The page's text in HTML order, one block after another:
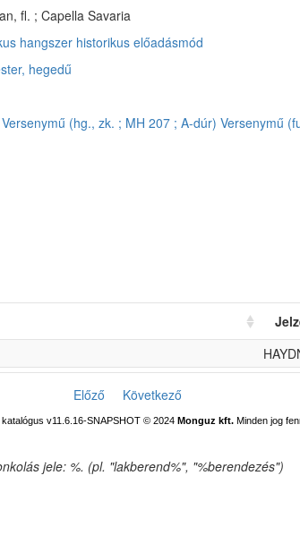
fl. ; Capella Savaria
hangszer historikus előadásmód
hegedű
Versenymű (hg., zk. ; MH 207 ; A-dúr) Versenymű
Előző Következő
v11.6.16-SNAPSHOT © 2024 Monguz kft. Minden jog
jele: %. (pl. "lakberend%", "%berendezés")